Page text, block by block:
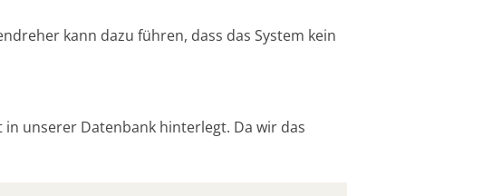
kann dazu führen, dass das System kein
unserer Datenbank hinterlegt. Da wir das